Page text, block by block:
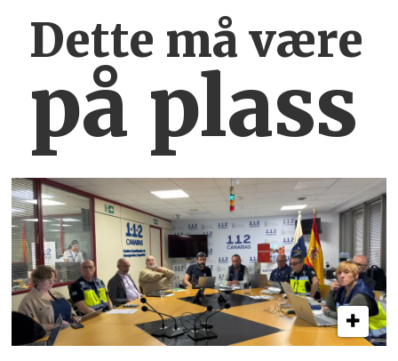
Dette må være
på plass